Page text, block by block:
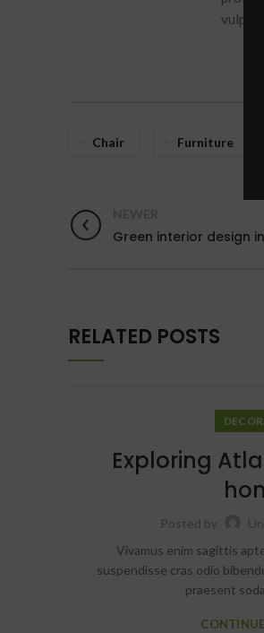
Chair Furniture
Green interior design
RELATED POSTS
Exploring
Posted by
Vivamus enim sagittis
suspendisse cras odio
praesent